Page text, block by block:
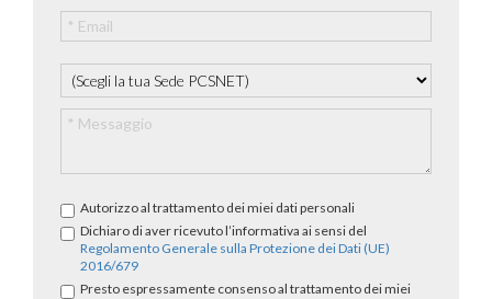
Autorizzo al trattamento dei miei dati personali
Dichiaro di aver ricevuto l’informativa ai sensi del
Regolamento Generale sulla Protezione dei Dati (UE)
2016/679
Presto espressamente consenso al trattamento dei miei